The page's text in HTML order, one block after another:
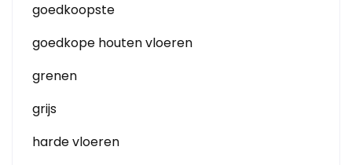
goedkoopste
goedkope houten vloeren
grenen
grijs
harde vloeren